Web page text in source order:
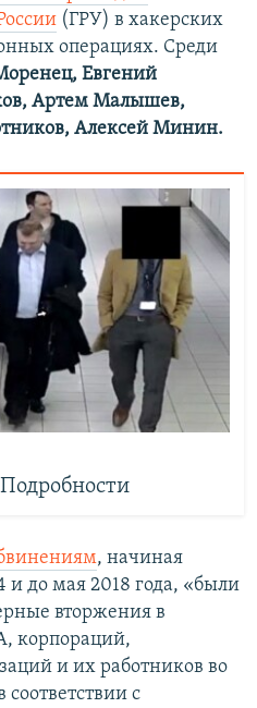
(ГРУ) в хакерских
операциях. Среди
Евгений
Артем Малышев,
Алексей Минин.
, начиная
и до мая 2018 года, «были
вторжения в
корпораций,
и их работников во
с